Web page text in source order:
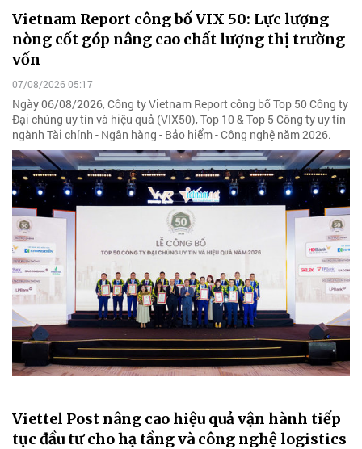
Vietnam Report công bố VIX 50: Lực lượng
nòng cốt góp nâng cao chất lượng thị trường
vốn
07/08/2026 05:17
Ngày 06/08/2026, Công ty Vietnam Report công bố Top 50 Công ty
Đại chúng uy tín và hiệu quả (VIX50), Top 10 & Top 5 Công ty uy tín
ngành Tài chính - Ngân hàng - Bảo hiểm - Công nghệ năm 2026.
Viettel Post nâng cao hiệu quả vận hành tiếp
tục đầu tư cho hạ tầng và công nghệ logistics